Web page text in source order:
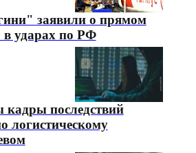
заявили о прямом
ударах по РФ
последствий
логистическому